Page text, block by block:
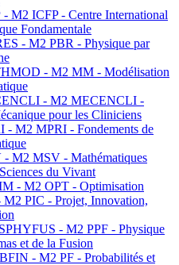
M2 ICFP - Centre International
Fondamentale
- M2 PBR - Physique par
- M2 MM - Modélisation
- M2 MECENCLI -
pour les Cliniciens
- M2 MPRI - Fondements de
M2 MSV - Mathématiques
du Vivant
- M2 OPT - Optimisation
PIC - Projet, Innovation,
- M2 PPF - Physique
et de la Fusion
- M2 PF - Probabilités et